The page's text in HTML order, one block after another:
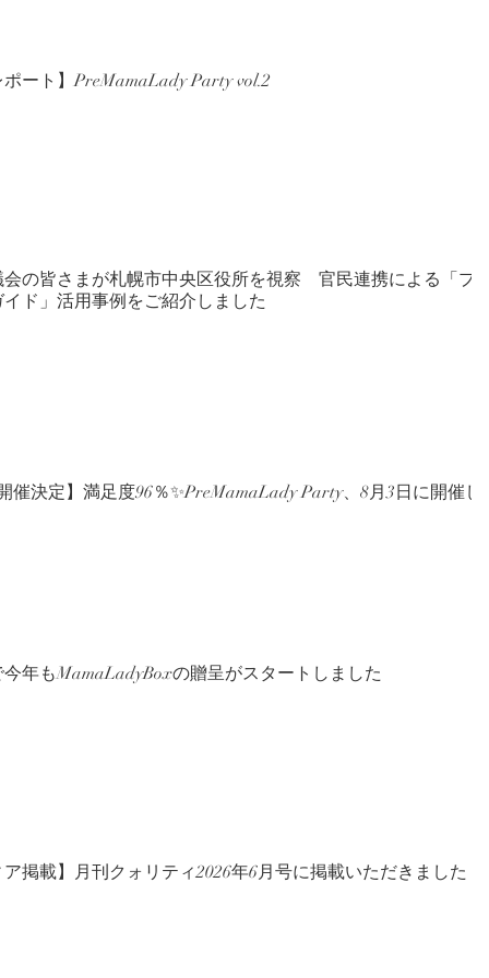
ポート】PreMamaLady Party vol.2
会の皆さまが札幌市中央区役所を視察 官民連携による「プ
イド」活用事例をご紹介しました
催決定】満足度96％✨PreMamaLady Party、8月3日に開催し
年もMamaLadyBoxの贈呈がスタートしました
ア掲載】月刊クォリティ2026年6月号に掲載いただきました